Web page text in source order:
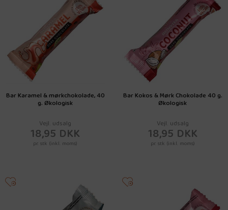
Bar Karamel & mørkchokolade, 40
g. Økologisk
Vejl. udsalg
18,95 DKK
pr. stk (inkl. moms)
Bar Kokos & Mørk Chokolade 40 g.
Økologisk
Vejl. udsalg
18,95 DKK
pr. stk (inkl. moms)